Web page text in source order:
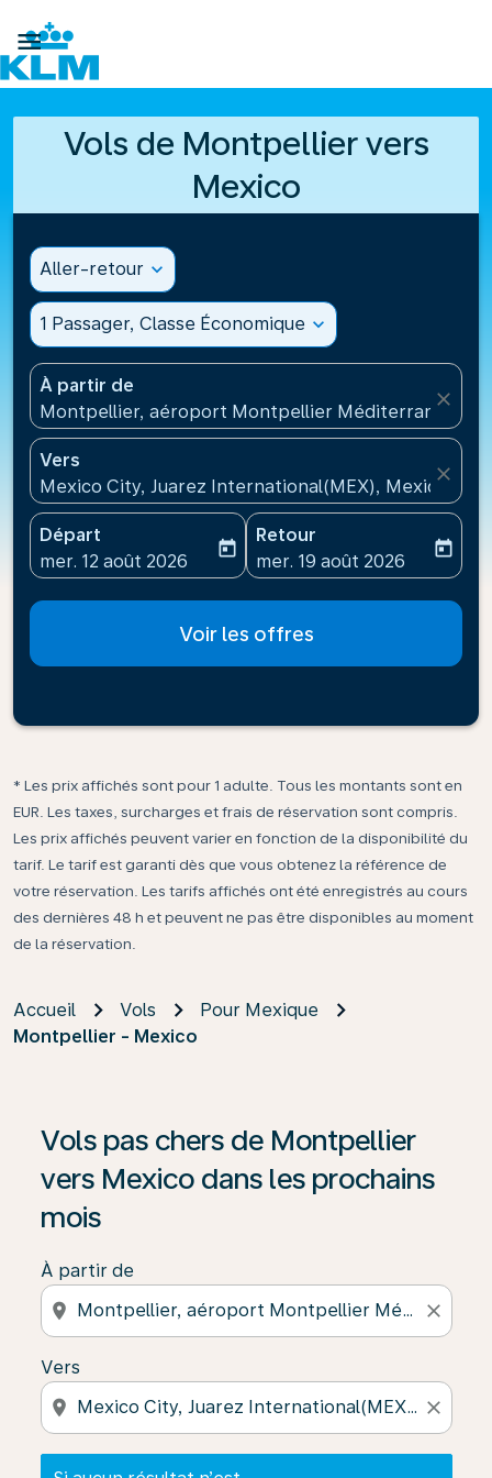

Vols de Montpellier vers
Mexico
Aller-retour expand_more
1 Passager, Classe Économique expand_more
À partir de
Montpellier, aéroport Montpellier
close
Vers
Mexico City, Juarez International(MEX), Mexique
close
Départ
fc-booking-departure-date-aria-label
mer. 12 août 2026
today
Retour
fc-booking-return-date-
mer. 19 août 2026
today
Voir les offres
* Les prix affichés sont pour 1 adulte. Tous les montants sont en
EUR. Les taxes, surcharges et frais de réservation sont compris.
Les prix affichés peuvent varier en fonction de la disponibilité du
tarif. Le tarif est garanti dès que vous obtenez la référence de
votre réservation. Les tarifs affichés ont été enregistrés au cours
des dernières 48 h et peuvent ne pas être disponibles au moment
de la réservation.
Accueil Vols
Pour Mexique
Montpellier - Mexico
Vols pas chers de Montpellier
vers Mexico dans les prochains
mois
À partir de
location_on close
Vers
location_on close
Si aucun résultat n’est disponible, cliquez sur «